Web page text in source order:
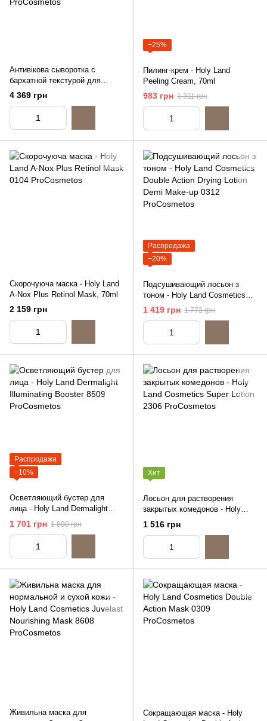
Антивікова сыворотка с
бархатной текстурой для
нормальной и сухой кожи -
Holy Land Renew Formula Anti
Aging Serum, 30ml
4 369 грн
−25%
Пилинг-крем - Holy Land
Peeling Cream, 70ml
983 грн 1 311 грн
Скорочуюча маска - Holy Land
A-Nox Plus Retinol Mask, 70ml
2 159 грн
Распродажа
−20%
Подсушивающий лосьон з
тоном - Holy Land Cosmetics
Double Action Drying Lotion
Demi Make-up, 30ml
1 419 грн 1 773 грн
Распродажа
−10%
Осветляющий бустер для
лица - Holy Land Dermalight
Illuminating Booster, 100ml
1 701 грн 1 890 грн
Хит
Лосьон для растворения
закрытых комедонов - Holy
Land Cosmetics Super Lotion,
1 516 грн
Живильна маска для
Сокращающая маска - Holy